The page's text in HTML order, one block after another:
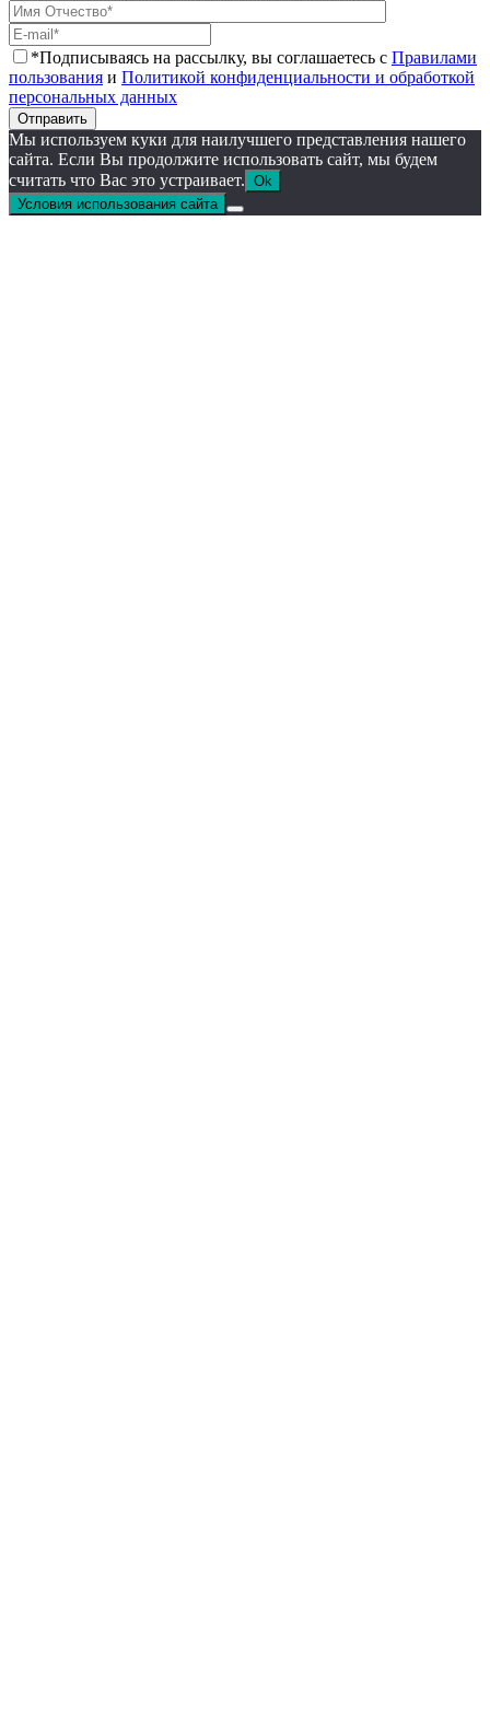
*Подписываясь на рассылку, вы соглашаетесь с Правилами
пользования и Политикой конфиденциальности и обработкой
персональных данных
Отправить
Мы используем куки для наилучшего представления нашего
сайта. Если Вы продолжите использовать сайт, мы будем
считать что Вас это устраивает. Ok
Условия использования сайта